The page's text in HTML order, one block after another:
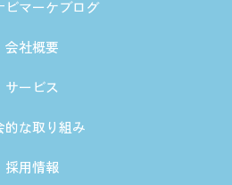
ビマーケブログ
会社概要
サービス
的な取り組み
採用情報